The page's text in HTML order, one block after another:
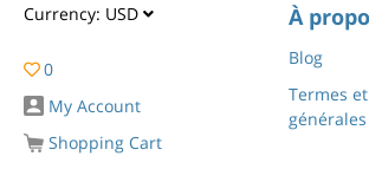
Currency: USD
0
My Account
Shopping Cart
À
Blog
Termes